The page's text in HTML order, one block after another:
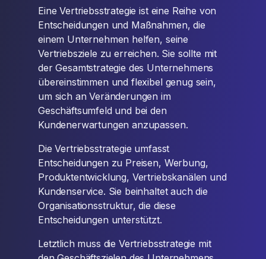
Eine Vertriebsstrategie ist eine Reihe von
Entscheidungen und Maßnahmen, die
einem Unternehmen helfen, seine
Vertriebsziele zu erreichen. Sie sollte mit
der Gesamtstrategie des Unternehmens
übereinstimmen und flexibel genug sein,
um sich an Veränderungen im
Geschäftsumfeld und bei den
Kundenerwartungen anzupassen.
Die Vertriebsstrategie umfasst
Entscheidungen zu Preisen, Werbung,
Produktentwicklung, Vertriebskanälen und
Kundenservice. Sie beinhaltet auch die
Organisationsstruktur, die diese
Entscheidungen unterstützt.
Letztlich muss die Vertriebsstrategie mit